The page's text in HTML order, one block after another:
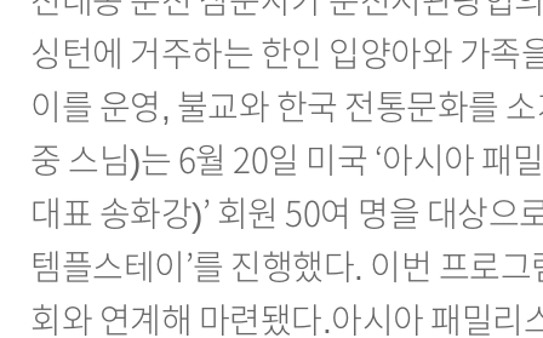
싱턴에 거주하는 한인 입양아와 가족
이를 운영, 불교와 한국 전통문화를
중 스님)는 6월 20일 미국 ‘아시아 패
대표 송화강)’ 회원 50여 명을 대상으
템플스테이’를 진행했다. 이번 프로
회와 연계해 마련됐다.아시아 패밀리